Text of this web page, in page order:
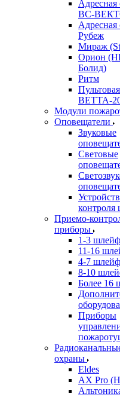
Адресная
ВС-
Адресная
Рубеж
Мираж
Орион
Болид)
Ритм
ВЕТТА-
Модули
Оповещатели
Звуковые
Световые
контроля
Приемо-
приборы
1-3
11-16
4-7
8-10
Более 16
Приборы
охраны
Eldes
AX Pro